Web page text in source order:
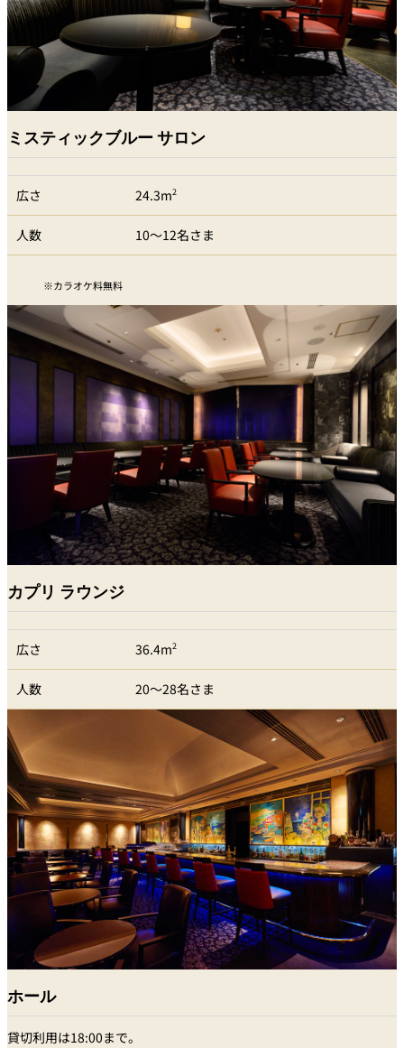
ミスティックブルー サロン
広さ 24.3m2
人数 10～12名さま
カラオケ料無料
カプリ ラウンジ
広さ 36.4m2
人数 20～28名さま
ホール
貸切利用は18:00まで。